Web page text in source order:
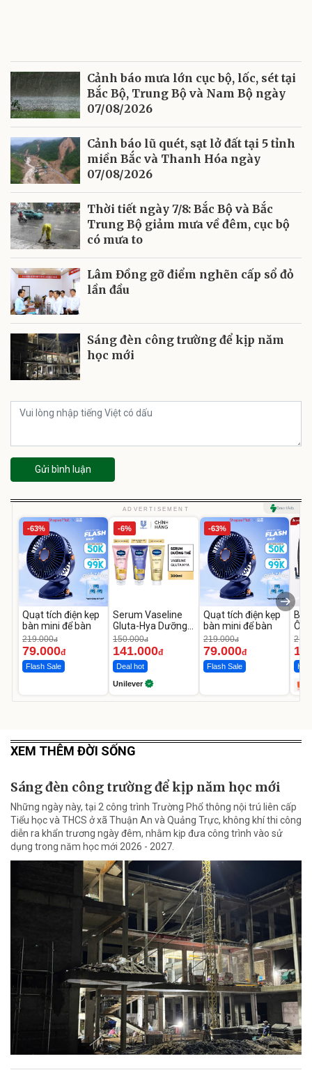
Cảnh báo mưa lớn cục bộ, lốc, sét tại
Bắc Bộ, Trung Bộ và Nam Bộ ngày
07/08/2026
Cảnh báo lũ quét, sạt lở đất tại 5 tỉnh
miền Bắc và Thanh Hóa ngày
07/08/2026
Thời tiết ngày 7/8: Bắc Bộ và Bắc
Trung Bộ giảm mưa về đêm, cục bộ
có mưa to
Lâm Đồng gỡ điểm nghẽn cấp sổ đỏ
lần đầu
Sáng đèn công trường để kịp năm
học mới
Gửi bình luận
ADVERTISEMENT
-63%
Quạt tích điện kẹp
bàn mini để bàn
219.000đ
79.000đ
Flash Sale
-6%
Serum Vaseline
Gluta-Hya Dưỡng
Da Sáng Mịn Sau 7
Ngày
150.000đ
141.000đ
Deal hot
Unilever
-63%
Quạt tích điện kẹp
bàn mini để bàn
219.000đ
79.000đ
Flash Sale
Ô
Hot
XEM THÊM ĐỜI SỐNG
Sáng đèn công trường để kịp năm học mới
Những ngày này, tại 2 công trình Trường Phổ thông nội trú liên cấp
Tiểu học và THCS ở xã Thuận An và Quảng Trực, không khí thi công
diễn ra khẩn trương ngày đêm, nhằm kịp đưa công trình vào sử
dụng trong năm học mới 2026 - 2027.